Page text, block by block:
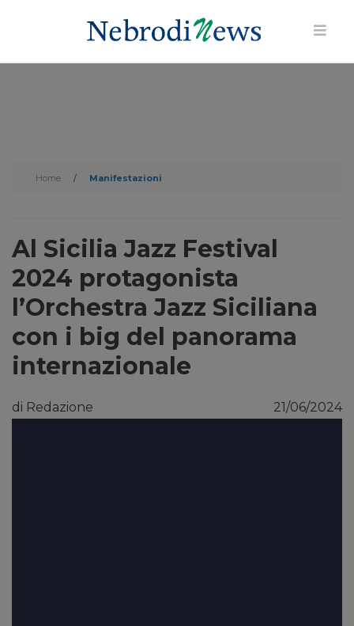
Home / Manifestazioni
Al Sicilia Jazz Festival
2024 protagonista
l’Orchestra Jazz Siciliana
con i big del panorama
internazionale
di Redazione 21/06/2024